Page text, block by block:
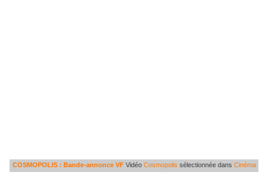
COSMOPOLIS : Bande-annonce VFVidéo Cosmopolis sélectionnée dans Cinéma